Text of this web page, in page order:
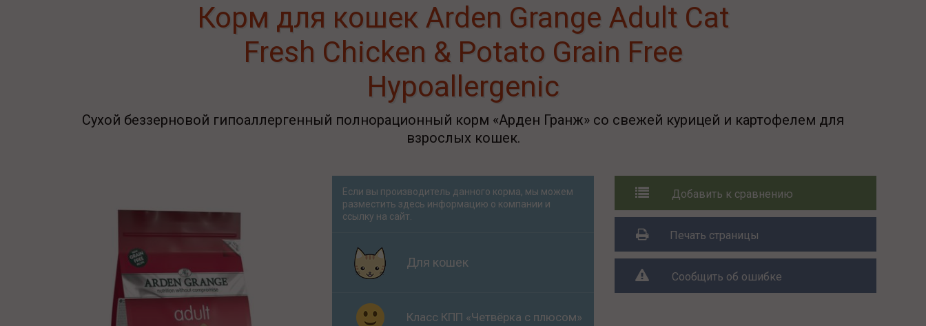
Корм для кошек Arden Grange Adult Cat
Fresh Chicken & Potato Grain Free
Hypoallergenic
Сухой беззерновой гипоаллергенный полнорационный корм «Арден Гранж» со свежей курицей и картофелем для
взрослых кошек.
Если вы производитель данного корма, мы можем
разместить здесь информацию о компании и
ссылку на сайт.
Для кошек
Класс КПП «Четвёрка с плюсом»
Добавить к сравнению
Печать страницы
Сообщить об ошибке